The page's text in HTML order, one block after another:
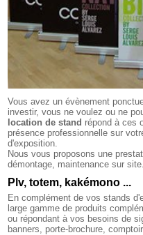
Vous avez un évènement
investir, vous ne voulez ou ne
location de stand répond à ces
présence professionnelle sur
d'exposition.
Nous vous proposons une
démontage, maintenance sur site.
Plv, totem, kakémono ...
En complément de vos stands
large gamme de produits
ou répondant à vos besoins de
banners, porte-brochure,